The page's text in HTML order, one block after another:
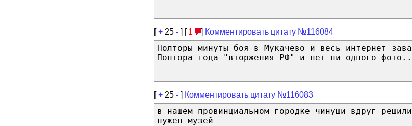
[+ 25 - ] [ 1 ] Комментировать цитату №116084
Полторы минуты боя в Мукачево и весь интернет
Полтора года "вторжения РФ" и нет ни одного
[+ 25 - ] Комментировать цитату №116083
в нашем провинциальном городке чинуши вдруг
нужен музей